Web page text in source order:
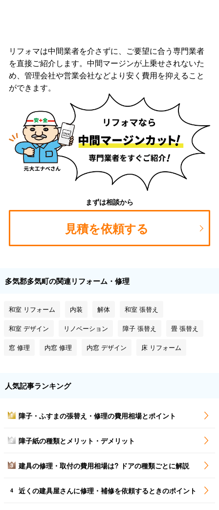
リフォマは中間業者を介さずに、ご要望に合う専門業者
を直接ご紹介します。中間マージンが上乗せされないた
め、管理会社や営業会社などより安く費用を抑えること
ができます。
まずは相談から
見積を依頼する
多気郡多気町の関連リフォーム・修理
和室 リフォーム 内装 解体 和室 張替え
和室 デザイン リノベーション 障子 張替え 畳 張替え
窓 修理 内窓 修理 内窓 デザイン 床 リフォーム
人気記事ランキング
1 障子・ふすまの張替え・修理の費用相場とポイント
2 障子紙の種類とメリット・デメリット
3 建具の修理・取付の費用相場は? ドアの種類ごとに解説
4 近くの建具屋さんに修理・補修を依頼するときのポイント